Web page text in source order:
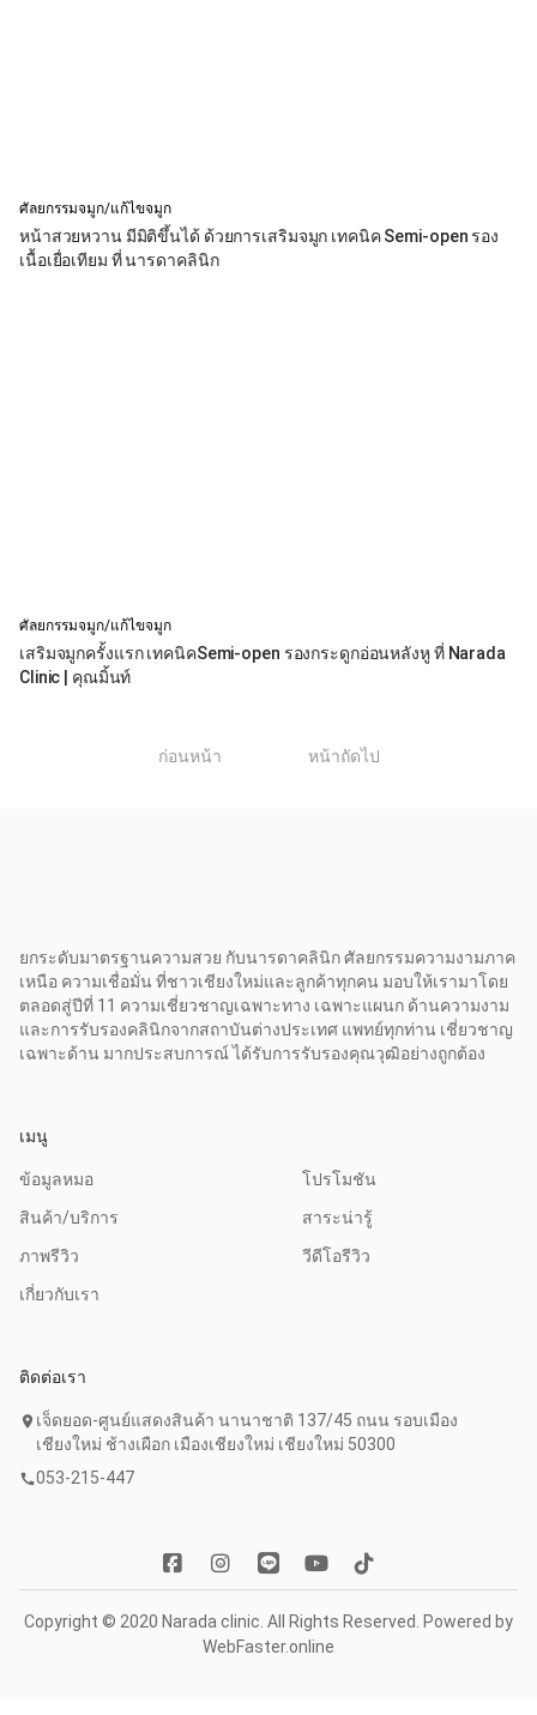
ศัลยกรรมจมูก/แก้ไขจมูก
หน้าสวยหวาน มีมิติขึ้นได้ ด้วยการเสริมจมูก เทคนิค Semi-open รอง
เนื้อเยื่อเทียม ที่ นารดาคลินิก
ศัลยกรรมจมูก/แก้ไขจมูก
เสริมจมูกครั้งแรก เทคนิคSemi-open รองกระดูกอ่อนหลังหู ที่ Narada
Clinic | คุณมิ้นท์
ก่อนหน้า หน้าถัดไป
ยกระดับมาตรฐานความสวย กับนารดาคลินิก ศัลยกรรมความงามภาค
เหนือ ความเชื่อมั่น ที่ชาวเชียงใหม่และลูกค้าทุกคน มอบให้เรามาโดย
ตลอดสู่ปีที่ 11 ความเชี่ยวชาญเฉพาะทาง เฉพาะแผนก ด้านความงาม
และการรับรองคลินิกจากสถาบันต่างประเทศ แพทย์ทุกท่าน เชี่ยวชาญ
เฉพาะด้าน มากประสบการณ์ ได้รับการรับรองคุณวุฒิอย่างถูกต้อง
เมนู
ข้อมูลหมอ
โปรโมชัน
สินค้า/บริการ
สาระน่ารู้
ภาพรีวิว
วีดีโอรีวิว
เกี่ยวกับเรา
ติดต่อเรา
location_on เจ็ดยอด-ศูนย์แสดงสินค้า นานาชาติ 137/45 ถนน รอบเมือง
เชียงใหม่ ช้างเผือก เมืองเชียงใหม่ เชียงใหม่ 50300
call053-215-447
Copyright © 2020 Narada clinic. All Rights Reserved. Powered by
WebFaster.online